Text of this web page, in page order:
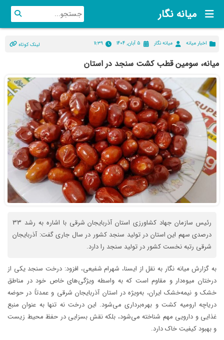
میانه نگار
اخبار میانه میانه نگار ۵ آبان, ۱۴۰۴ ۱۱:۳۹ لینک کوتاه
میانه، سومین قطب کشت سنجد در استان
رئیس سازمان جهاد کشاورزی استان آذربایجان شرقی با اشاره به رشد ۳۳
درصدی سهم این استان در تولید سنجد کشور در سال جاری گفت: آذربایجان
شرقی رتبه نخست کشور در تولید سنجد را دارد.
به گزارش میانه نگار به نقل از ایسنا، شهرام شفیعی، افزود: درخت سنجد یکی از
درختان میوه‌دار و مقاوم است که به واسطه ویژگی‌های خاص خود در مناطق
خشک و نیمه‌خشک ایران، به‌ویژه در استان آذربایجان شرقی و عمدتاً در حوضه
دریاچه ارومیه کشت و بهره‌برداری می‌شود. این درخت نه تنها به عنوان منبع
غذایی و دارویی مهم شناخته می‌شود، بلکه نقش بسزایی در حفظ محیط زیست
و بهبود کیفیت خاک دارد.